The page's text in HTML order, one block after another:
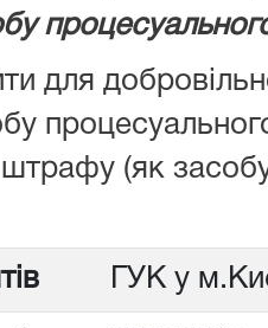
для
(як
ГУК у